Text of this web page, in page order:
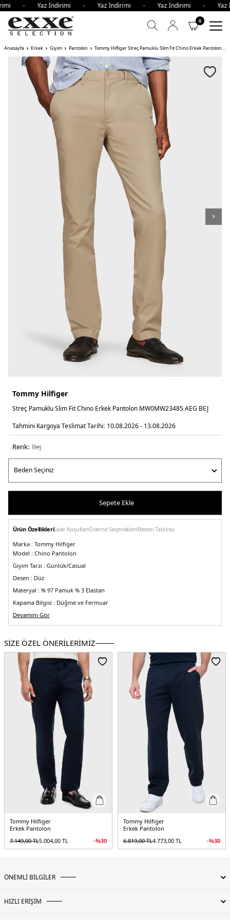
- Yaz İndirimi - Yaz İndirimi - Yaz
0
Anasayfa Erkek Giyim Pantolon Tommy Hilfiger Streç Pamuklu Slim Fit Chino Erkek Pantolon AEG
Tommy Hilfiger
Streç Pamuklu Slim Fit Chino Erkek Pantolon MW0MW23485 AEG BEJ
Tahmini Kargoya Teslimat Tarihi: 10.08.2026 - 13.08.2026
Renk: bej
Sepete Ekle
Ürün Özellikleriİade KoşullarıÖdeme SeçenekleriBeden Tablosu
Marka : Tommy Hilfiger
Model : Chino Pantolon
Giyim Tarzı : Günlük/Casual
Desen : Düz
Materyal : % 97 Pamuk % 3 Elastan
Kapama Bilgisi : Düğme ve Fermuar
Cep Bilgisi :Cepli
Kalıp :Slim Fit, Normal Bel, Düz Paça
Üretim Yeri :Sri Lanka
Devamını Gör
SİZE ÖZEL ÖNERİLERİMİZ
Tommy Hilfiger
Erkek Pantolon
7.149,00TL5.004,00 TL -%30
Tommy Hilfiger
Erkek Pantolon
6.819,00TL4.773,00 TL -%30
ÖNEMLİ BİLGİLER
HIZLI ERİŞİM